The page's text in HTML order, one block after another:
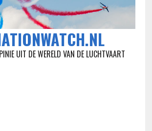
UIT DE WERELD VAN DE LUCHTVAART